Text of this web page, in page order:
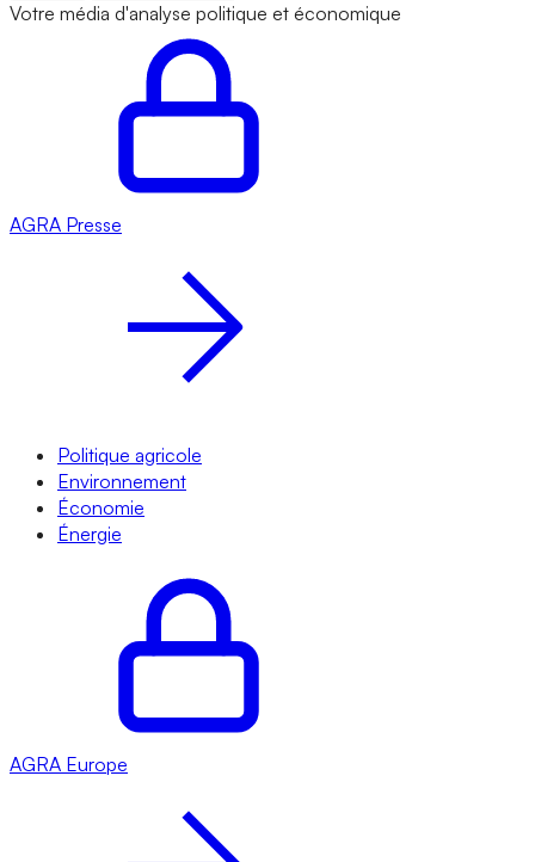
Votre média d'analyse politique et économique
AGRA Presse
Politique agricole
Environnement
Économie
Énergie
AGRA Europe